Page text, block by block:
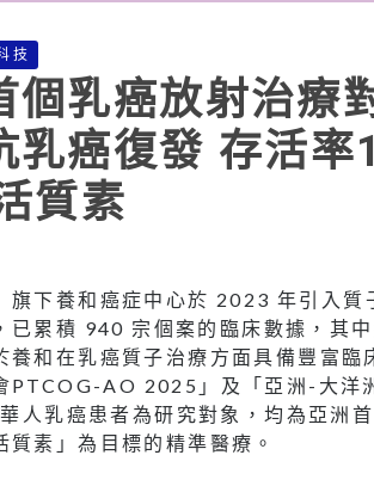
技
個乳癌放射治療
乳癌復發 存活
質素
旗下養和癌症中心於 2023 年引入質
已累積 940 宗個案的臨床數據，其
養和在乳癌質子治療方面具備豐富
PTCOG-AO 2025」及「亞洲-大洋
人乳癌患者為研究對象，均為亞洲
質素」為目標的精準醫療。